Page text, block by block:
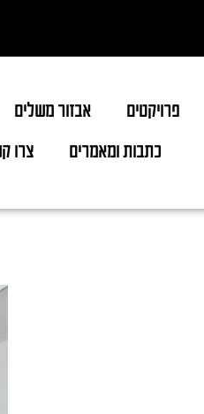
פרויקטים אבזור משלים
כתבות ומאמרים צרו